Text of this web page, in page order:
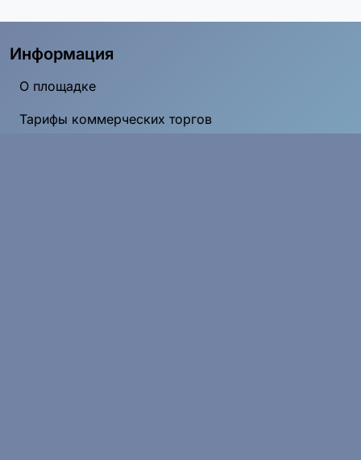
Информация
О площадке
Тарифы коммерческих торгов